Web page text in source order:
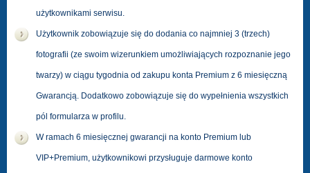
użytkownikami serwisu.
Użytkownik zobowiązuje się do dodania co najmniej 3 (trzech)
fotografii (ze swoim wizerunkiem umożliwiających rozpoznanie jego
twarzy) w ciągu tygodnia od zakupu konta Premium z 6 miesięczną
Gwarancją. Dodatkowo zobowiązuje się do wypełnienia wszystkich
pól formularza w profilu.
W ramach 6 miesięcznej gwarancji na konto Premium lub
VIP+Premium, użytkownikowi przysługuje darmowe konto